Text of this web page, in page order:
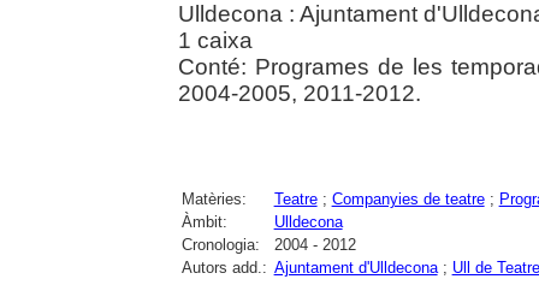
Ulldecona : Ajuntament
1 caixa
Conté: Programes de les
2004-2005, 2011-2012.
Matèries: Teatre; Companyies de teatre;
Àmbit:
Ulldecona
Cronologia:
2004 - 2012
Autors add.: Ajuntament d'Ulldecona; Ull de